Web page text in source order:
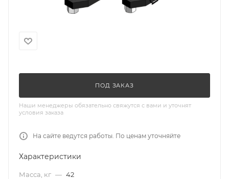
ПОД ЗАКАЗ
Наши менеджеры обязательно свяжутся с вами и уточнят
условия заказа
На сайте ведутся работы. По ценам уточняйте
Характеристики
Масса, кг — 42